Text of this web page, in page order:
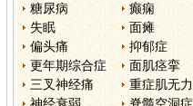
糖尿病
癫痫
失眠
面瘫
偏头痛
抑郁症
更年期综合症
面肌痉挛
三叉神经痛
重症肌无力